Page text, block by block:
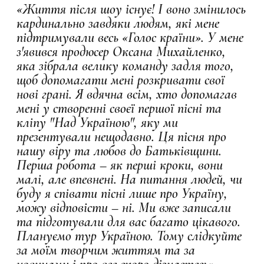
«Життя після шоу існує! І воно змінилось
кардинально завдяки людям, які мене
підтримували весь «Голос країни». У мене
з'явився продюсер Оксана Михайленко,
яка зібрала велику команду задля того,
щоб допомагати мені розкривати свої
нові грані. Я вдячна всім, хто допомагав
мені у створенні своєї першої пісні та
кліпу "Над Україною", яку ми
презентували нещодавно. Ця пісня про
нашу віру та любов до Батьківщини.
Перша робота – як перші кроки, вони
малі, але впевнені. На питання людей, чи
буду я співати пісні лише про Україну,
можу відповісти – ні. Ми вже записали
та підготували для вас багато цікавого.
Плануємо тур Україною. Тому слідкуйте
за моїм творчим життям та за